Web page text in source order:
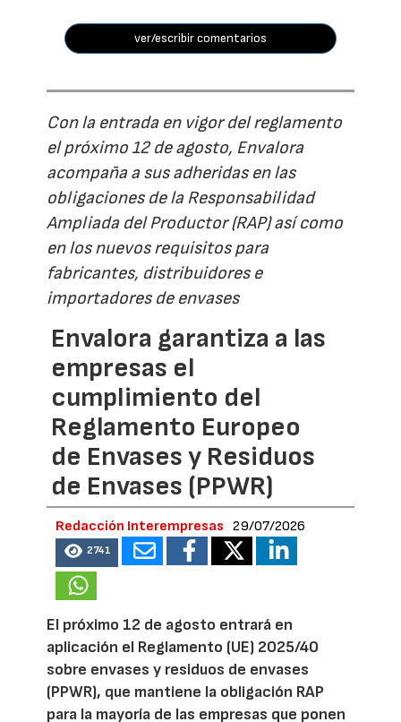
ver/escribir comentarios
Con la entrada en vigor del reglamento
el próximo 12 de agosto, Envalora
acompaña a sus adheridas en las
obligaciones de la Responsabilidad
Ampliada del Productor (RAP) así como
en los nuevos requisitos para
fabricantes, distribuidores e
importadores de envases
Envalora garantiza a las
empresas el
cumplimiento del
Reglamento Europeo
de Envases y Residuos
de Envases (PPWR)
Redacción Interempresas 29/07/2026
2741
El próximo 12 de agosto entrará en
aplicación el Reglamento (UE) 2025/40
sobre envases y residuos de envases
(PPWR), que mantiene la obligación RAP
para la mayoría de las empresas que ponen